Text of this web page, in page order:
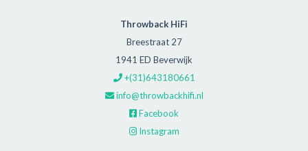
The Language Of Life